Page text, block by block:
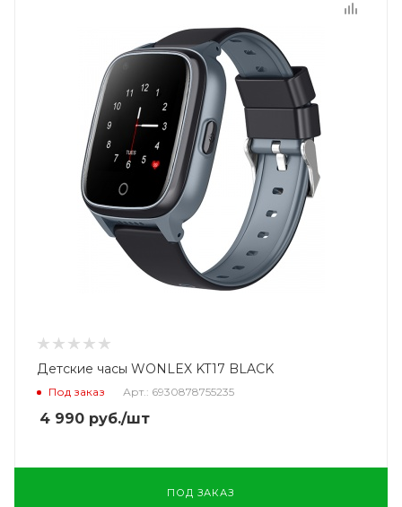
Детские часы WONLEX KT17 BLACK
Под заказ Арт.: 6930878755235
4 990 руб./шт
ПОД ЗАКАЗ